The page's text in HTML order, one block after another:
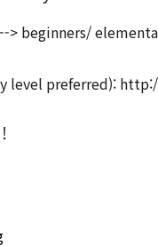
> beginners/
level preferred):